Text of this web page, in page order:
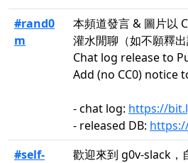
#rand0
m
本頻道發言 & 圖片以
灌水閒聊（如不願釋出
Chat log release to
Add (no CC0) notice
- chat log: https://
- released DB:
#self-
歡迎來到 g0v-slack，